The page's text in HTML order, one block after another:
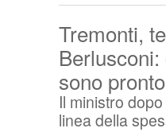
Tremonti,
sono
Il ministro
linea della